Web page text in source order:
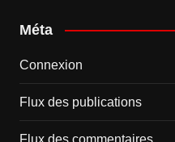
Méta
Connexion
Flux des publications
Flux des commentaires